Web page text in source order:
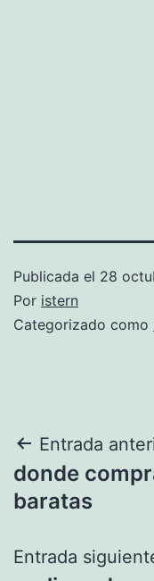
Publicada el 28
Por istern
Categorizado como
de
Entrada
donde
baratas
Entrada